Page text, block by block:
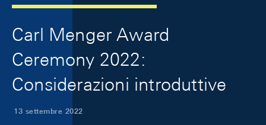
Carl Menger Award
Ceremony 2022:
Considerazioni introduttive
13 settembre 2022